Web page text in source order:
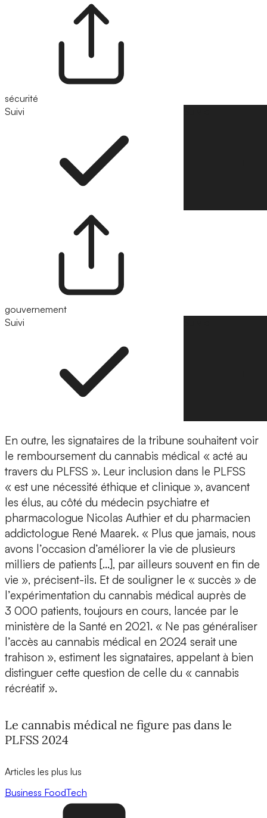
sécurité
Suivi
gouvernement
Suivi
En outre, les signataires de la tribune souhaitent voir
le remboursement du cannabis médical « acté au
travers du PLFSS ». Leur inclusion dans le PLFSS
« est une nécessité éthique et clinique », avancent
les élus, au côté du médecin psychiatre et
pharmacologue Nicolas Authier et du pharmacien
addictologue René Maarek. « Plus que jamais, nous
avons l’occasion d’améliorer la vie de plusieurs
milliers de patients […], par ailleurs souvent en fin de
vie », précisent-ils. Et de souligner le « succès » de
l’expérimentation du cannabis médical auprès de
3 000 patients, toujours en cours, lancée par le
ministère de la Santé en 2021. « Ne pas généraliser
l’accès au cannabis médical en 2024 serait une
trahison », estiment les signataires, appelant à bien
distinguer cette question de celle du « cannabis
récréatif ».
Le cannabis médical ne figure pas dans le
PLFSS 2024
Articles les plus lus
Business FoodTech